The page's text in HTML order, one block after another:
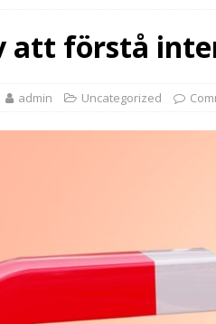
att förstå
admin Uncategorized